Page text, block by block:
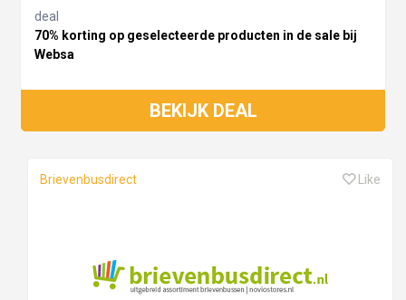
deal
70% korting op geselecteerde producten in de sale bij
Websa
BEKIJK DEAL
Brievenbusdirect Like